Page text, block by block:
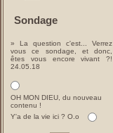
Sondage
» La question c'est... Verrez
vous ce sondage, et donc,
êtes vous encore vivant ?!
24.05.18
OH MON DIEU, du nouveau
contenu !
Y'a de la vie ici ? O.o